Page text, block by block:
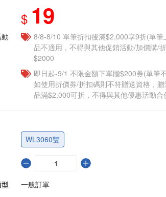
$ 19
8/8-8/10 單筆折扣後滿$2,000享9折(單
品不適用，不得與其他促銷活動/加價購/
$2000
即日起-9/1 不限金額下單贈$200券(單筆
如使用折價券/折扣碼則不符贈送資格，
品滿$2,000可折，不得與其他優惠活動合
WL3060雙
一般訂單